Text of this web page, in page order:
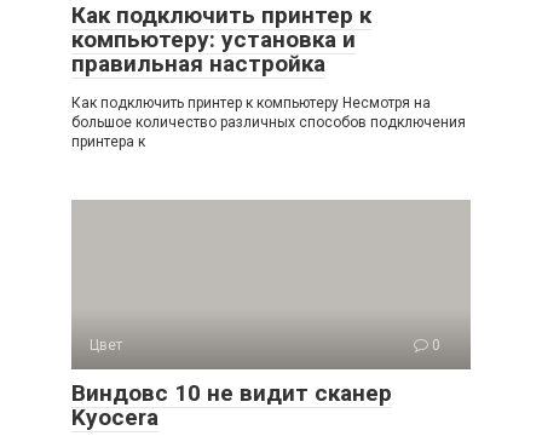
Как подключить принтер к
компьютеру: установка и
правильная настройка
Как подключить принтер к компьютеру Несмотря на
большое количество различных способов подключения
принтера к
Цвет 0
Виндовс 10 не видит сканер
Kyocera